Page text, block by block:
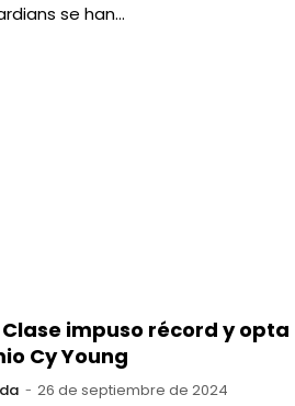
se han…
impuso récord y opta
Cy Young
26 de septiembre de 2024